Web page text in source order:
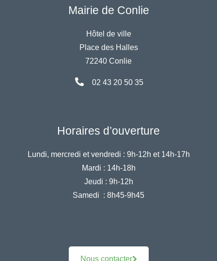
Mairie de Conlie
Hôtel de ville
Place des Halles
72240 Conlie
02 43 20 50 35
Horaires d’ouverture
Lundi, mercredi et vendredi : 9h-12h et 14h-17h
Mardi : 14h-18h
Jeudi : 9h-12h
Samedi : 8h45-9h45
Nous contacter